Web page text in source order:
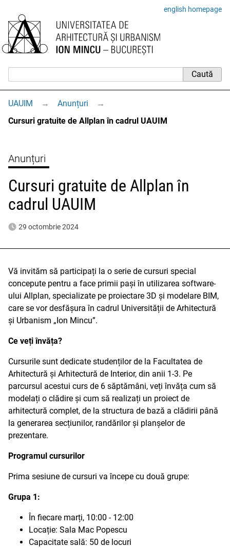
english homepage
UAUIM → Anunțuri
→
Cursuri gratuite de Allplan în cadrul UAUIM
Anunțuri
Cursuri gratuite de Allplan în
cadrul UAUIM
29 octombrie 2024
Vă invităm să participați la o serie de cursuri special
concepute pentru a face primii pași în utilizarea software-
ului Allplan, specializate pe proiectare 3D și modelare BIM,
care se vor desfășura în cadrul Universității de Arhitectură
și Urbanism „Ion Mincu”.
Ce veți învăța?
Cursurile sunt dedicate studenților de la Facultatea de
Arhitectură și Arhitectură de Interior, din anii 1-3. Pe
parcursul acestui curs de 6 săptămâni, veți învăța cum să
modelați o clădire și cum să realizați un proiect de
arhitectură complet, de la structura de bază a clădirii până
la generarea secțiunilor, randărilor și planșelor de
prezentare.
Programul cursurilor
Prima sesiune de cursuri va începe cu două grupe:
Grupa 1:
În fiecare marți, 10:00 - 12:00
Locație: Sala Mac Popescu
Capacitate sală: 50 de locuri